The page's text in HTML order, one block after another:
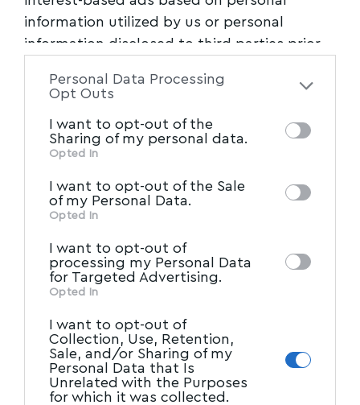
information utilized by us or personal
information disclosed to third parties prior
of the further disclosure of your personal
of downstream participants. This
information may also be disclosed by us to
Participantsthat may further disclose it to
other third parties.
Personal Data Processing
Opt Outs
I want to opt-out of the
Sharing of my personal data.
Opted In
I want to opt-out of the Sale
of my Personal Data.
Opted In
I want to opt-out of
processing my Personal Data
for Targeted Advertising.
Opted In
I want to opt-out of
Collection, Use, Retention,
Sale, and/or Sharing of my
Personal Data that Is
Unrelated with the Purposes
for which it was collected.